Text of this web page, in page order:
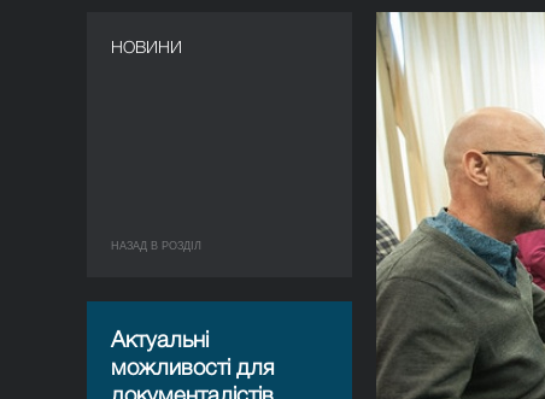
НОВИНИ
НАЗАД В РОЗДIЛ
Актуальні
можливості для